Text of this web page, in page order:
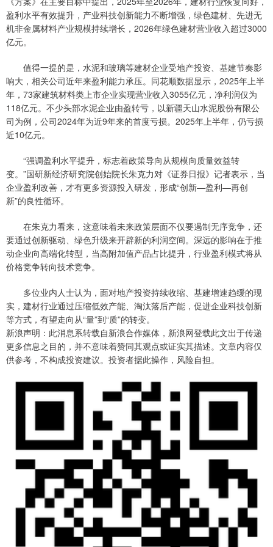
盈利水平有效提升，产业科技创新能力不断增强，绿色建材、先进无
机非金属材料产业规模持续增长，2026年绿色建材营业收入超过3000
亿元。
值得一提的是，水泥和玻璃等建材企业受地产投资、基建节奏影
响大，相关公司近年来盈利能力承压。同花顺数据显示，2025年上半
年，73家建筑材料类上市企业实现营业收入3055亿元，净利润仅为
118亿元。不少头部水泥企业由盈转亏，以新疆天山水泥股份有限公
司为例，公司2024年为近9年来的首度亏损。2025年上半年，仍亏损
近10亿元。
“强调盈利水平提升，标志着政策导向从规模向质量效益转
变。”国研新经济研究院创始院长朱克力对《证券日报》记者表示，当
企业盈利改善，才有更多资源投入研发，形成“创新—盈利—再创
新”的良性循环。
在朱克力看来，这意味着未来政策层面不仅要遏制无序竞争，还
要通过创新驱动、绿色升级来开辟新的利润空间。深远的影响在于推
动企业向高端化转型，当高附加值产品占比提升，行业盈利模式将从
价格竞争转向技术竞争。
多位业内人士认为，面对地产投资持续收缩、基建增速趋缓的现
实，建材行业通过压缩低效产能、淘汰落后产能，促进企业科技创新
等方式，有望走向从“量”到“质”的转变。
新浪声明：此消息系转载自新浪合作媒体，新浪网登载此文出于传递
更多信息之目的，并不意味着赞同其观点或证实其描述。文章内容仅
供参考，不构成投资建议。投资者据此操作，风险自担。